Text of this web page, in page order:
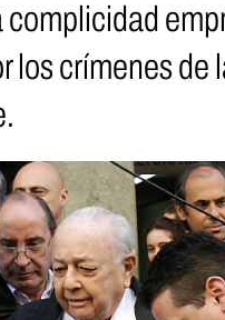
complicidad
los crímenes de